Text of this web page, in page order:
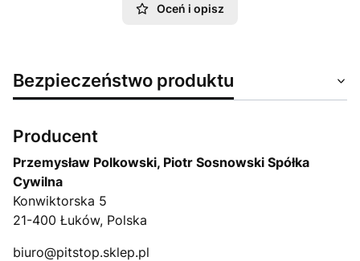
Oceń i opisz
Bezpieczeństwo produktu
Producent
Przemysław Polkowski, Piotr Sosnowski Spółka
Cywilna
Konwiktorska 5
21-400 Łuków, Polska
biuro@pitstop.sklep.pl